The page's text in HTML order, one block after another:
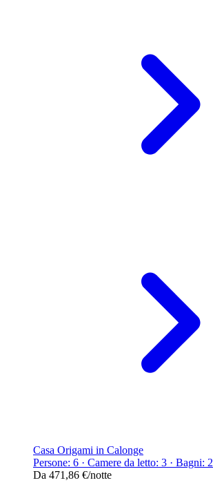
Casa Origami in Calonge
Persone: 6 · Camere da letto: 3 · Bagni: 2
Da 471,86 €/notte